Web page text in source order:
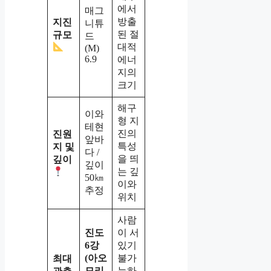
지진
규모
매그
니튜
드
(M)
6.9
에서
방출
된 절
대적
에너
지의
크기
진원
지 및
깊이
이와
테현
앞바
다 /
깊이
50㎞
추정
해구
형 지
진의
특성
을 띄
는 깊
이와
위치
최대
진도
6강
(아오
사람
이 서
있기
불가